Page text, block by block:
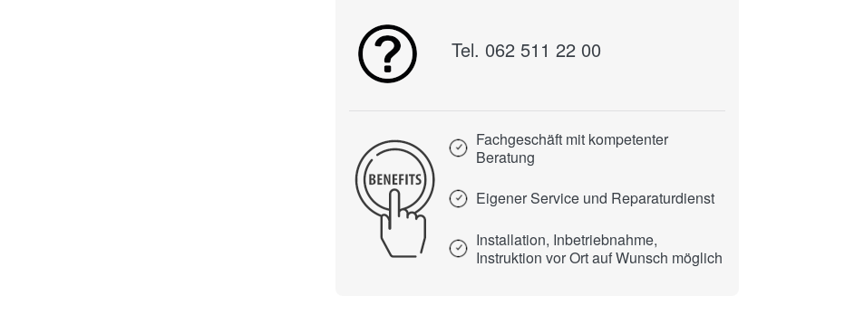
Tel. 062 511 22 00
Fachgeschäft mit kompetenter
Beratung
Eigener Service und Reparaturdienst
Installation, Inbetriebnahme,
Instruktion vor Ort auf Wunsch möglich